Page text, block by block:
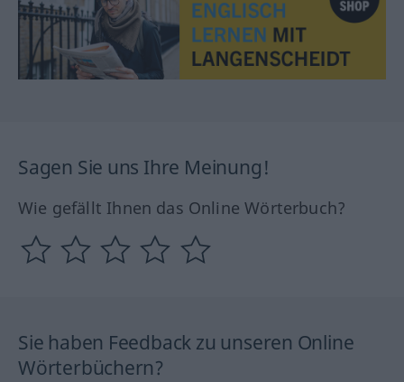
Sagen Sie uns Ihre Meinung!
Wie gefällt Ihnen das Online Wörterbuch?
Sie haben Feedback zu unseren Online
Wörterbüchern?